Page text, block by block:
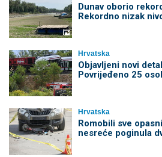
Dunav oborio
Rekordno nizak
Hrvatska
Objavljeni novi
Povrijeđeno 25
Hrvatska
Romobili sve
nesreće poginula